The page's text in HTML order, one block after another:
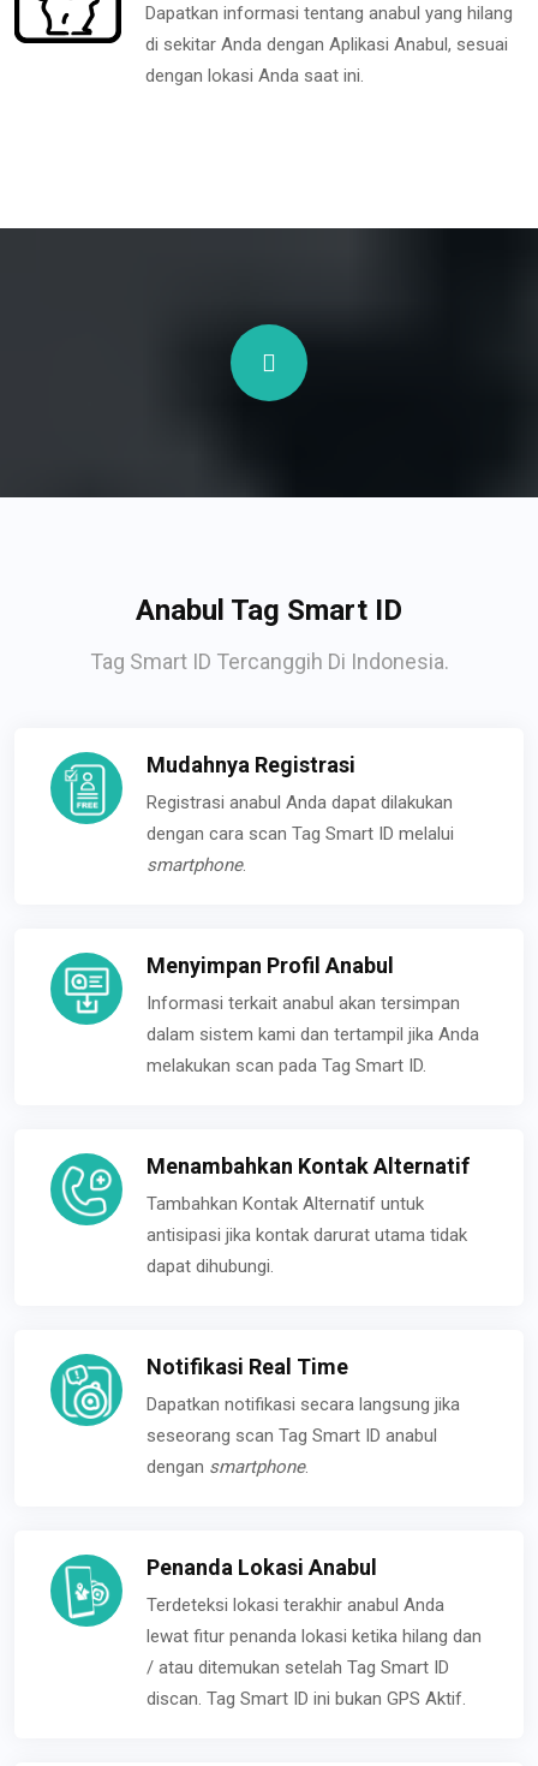
Dapatkan informasi tentang anabul yang hilang
di sekitar Anda dengan Aplikasi Anabul, sesuai
dengan lokasi Anda saat ini.
Anabul Tag Smart ID
Tag Smart ID Tercanggih Di Indonesia.
Mudahnya Registrasi
Registrasi anabul Anda dapat dilakukan
dengan cara scan Tag Smart ID melalui
smartphone.
Menyimpan Profil Anabul
Informasi terkait anabul akan tersimpan
dalam sistem kami dan tertampil jika Anda
melakukan scan pada Tag Smart ID.
Menambahkan Kontak Alternatif
Tambahkan Kontak Alternatif untuk
antisipasi jika kontak darurat utama tidak
dapat dihubungi.
Notifikasi Real Time
Dapatkan notifikasi secara langsung jika
seseorang scan Tag Smart ID anabul
dengan smartphone.
Penanda Lokasi Anabul
Terdeteksi lokasi terakhir anabul Anda
lewat fitur penanda lokasi ketika hilang dan
/ atau ditemukan setelah Tag Smart ID
discan. Tag Smart ID ini bukan GPS Aktif.